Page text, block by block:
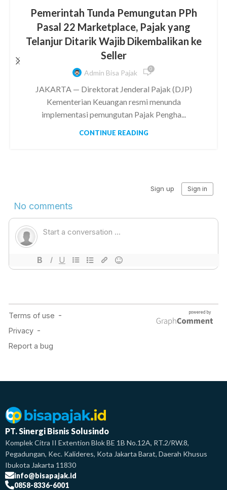
Pemerintah Tunda Pemungutan PPh
Pasal 22 Marketplace, Pajak yang
Telanjur Ditarik Wajib Dikembalikan ke
Seller
Admin Bisa Pajak 0
JAKARTA — Direktorat Jenderal Pajak (DJP)
Kementerian Keuangan resmi menunda
implementasi pemungutan Pajak Pengha...
CONTINUE READING
PT. Sinergi Bisnis Solusindo
Komplek Citra II Extention Blok BE 1B No.12A, RT.2/RW.8,
Pegadungan, Kec. Kalideres, Kota Jakarta Barat, Daerah Khusus
Ibukota Jakarta 11830
info@bisapajak.id
0858-8336-6001